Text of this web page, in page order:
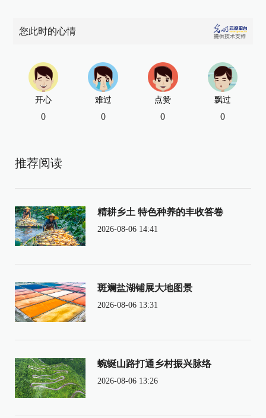
您此时的心情
开心
0
难过
0
点赞
0
飘过
0
推荐阅读
精耕乡土 特色种养的丰收答卷
2026-08-06 14:41
斑斓盐湖铺展大地图景
2026-08-06 13:31
蜿蜒山路打通乡村振兴脉络
2026-08-06 13:26